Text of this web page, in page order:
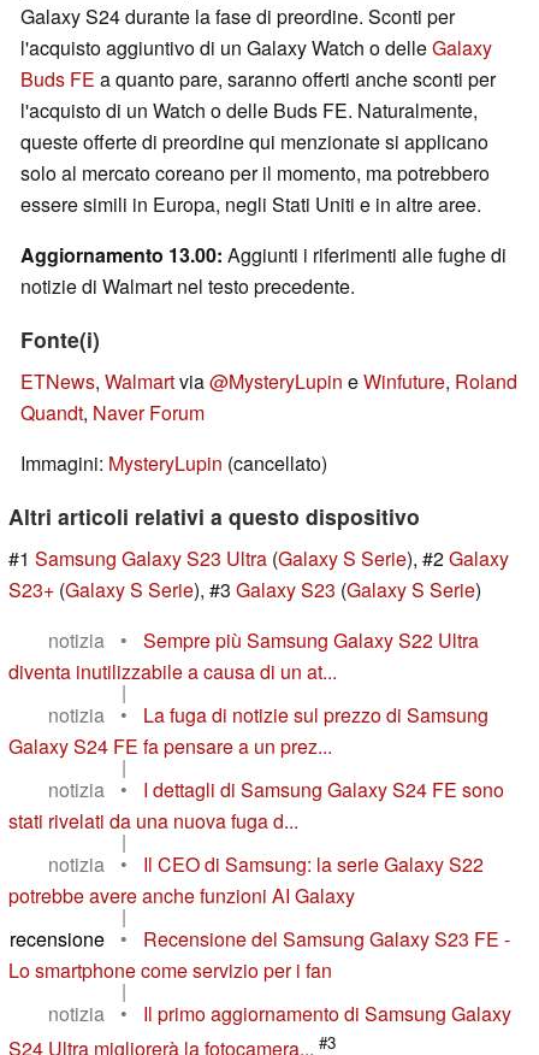
Galaxy S24 durante la fase di preordine. Sconti per
l'acquisto aggiuntivo di un Galaxy Watch o delleGalaxy
Buds FE a quanto pare, saranno offerti anche sconti per
l'acquisto di un Watch o delle Buds FE. Naturalmente,
queste offerte di preordine qui menzionate si applicano
solo al mercato coreano per il momento, ma potrebbero
essere simili in Europa, negli Stati Uniti e in altre aree.
Aggiornamento 13.00: Aggiunti i riferimenti alle fughe di
notizie di Walmart nel testo precedente.
Fonte(i)
ETNews, Walmartvia@MysteryLupin eWinfuture, Roland
Quandt, Naver Forum
Immagini: MysteryLupin (cancellato)
Altri articoli relativi a questo dispositivo
#1 Samsung Galaxy S23 Ultra (Galaxy S Serie), #2Galaxy
S23+ (Galaxy S Serie), #3 Galaxy S23 (Galaxy S Serie)
notizia
•
Sempre più Samsung Galaxy S22 Ultra
diventa inutilizzabile a causa di un at...
|
notizia
•
La fuga di notizie sul prezzo di Samsung
Galaxy S24 FE fa pensare a un prez...
|
notizia
•
I dettagli di Samsung Galaxy S24 FE sono
stati rivelati da una nuova fuga d...
|
notizia
•
Il CEO di Samsung: la serie Galaxy S22
potrebbe avere anche funzioni AI Galaxy
|
recensione
•
Recensione del Samsung Galaxy S23 FE -
Lo smartphone come servizio per i fan
|
notizia
•
Il primo aggiornamento di Samsung Galaxy
S24 Ultra migliorerà la fotocamera... #3